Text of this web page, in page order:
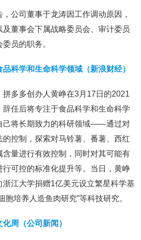
公司董事于龙涛因工作调动原因，
董事会下属战略委员会、审计委员
员的职务。
科学和生命科学领域（新浪财经）
多多创办人黄峥在3月17日的2021
任后将专注于食品科学和生命科学
己将长期致力的科研领域——通过对
控制，探索对马铃薯、番薯、西红
量进行有效控制，同时对其可能有
行可控的标准化提升等。当日，黄峥
浙江大学捐赠1亿美元设立繁星科学基
胞培养人造鱼肉研究”等科技研究。
周（公司新闻）